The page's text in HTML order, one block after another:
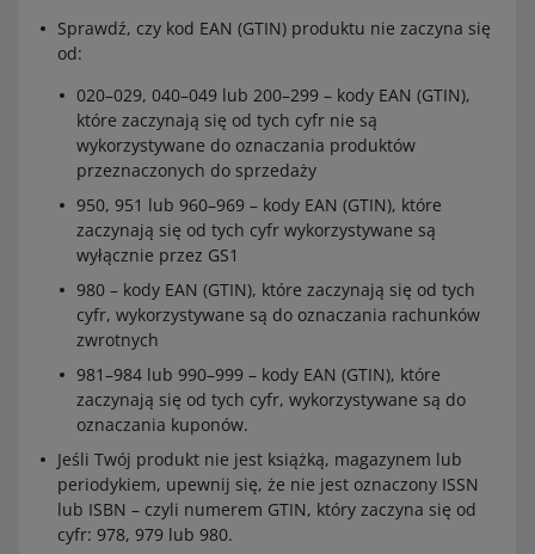
12 mm).
Kiedy nie musisz umieszczać naklejki na
opakowaniu
Gdy w opakowaniu znajdują się wyłącznie urządzenia
zawierające baterie guzikowe (włącznie z płytkami
drukowanymi).
Gdy przesyłka składa się z maksymalnie dwóch
opakowań, a w każdym z nich znajdują się nie więcej
niż 4 ogniwa lub 2 baterie w urządzeniu.
Zadbaj również o to, aby w dokumencie przewozowym
znalazł się zapis:Przepis szczególny 188– lub inny
numer przepisu, który ma zastosowanie dla danej
nie będziesz umieszczać naklejek (czyli w sytuacjach
opisanych powyżej).
Sprawdź, czy kod EAN (GTIN) produktu nie zaczyna się
od:
020–029, 040–049 lub 200–299 – kody EAN (GTIN),
które zaczynają się od tych cyfr nie są
wykorzystywane do oznaczania produktów
przeznaczonych do sprzedaży
950, 951 lub 960–969 – kody EAN (GTIN), które
zaczynają się od tych cyfr wykorzystywane są
wyłącznie przez GS1
980 – kody EAN (GTIN), które zaczynają się od tych
cyfr, wykorzystywane są do oznaczania rachunków
zwrotnych
981–984 lub 990–999 – kody EAN (GTIN), które
zaczynają się od tych cyfr, wykorzystywane są do
oznaczania kuponów.
Jeśli Twój produkt nie jest książką, magazynem lub
periodykiem, upewnij się, że nie jest oznaczony ISSN
lub ISBN – czyli numerem GTIN, który zaczyna się od
cyfr: 978, 979 lub 980.